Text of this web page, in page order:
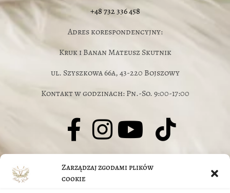
Zarządzaj zgodami plików
cookie
+48 732 336 458
Adres korespondencyjny:
Kruk i Banan Mateusz Skutnik
ul. Szyszkowa 66a, 43-220 Bojszowy
Kontakt w godzinach: Pn.-So. 9:00-17:00
© J.Jarczyk-Skutnik, M.Skutnik 2026